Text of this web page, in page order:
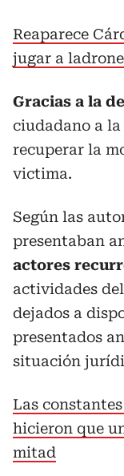
Reaparece
jugar a
Gracias a la
ciudadano a la
recuperar la
victima.
Según las
presentaban
actores
actividades
dejados a
presentados
situación
Las
hicieron que
mitad